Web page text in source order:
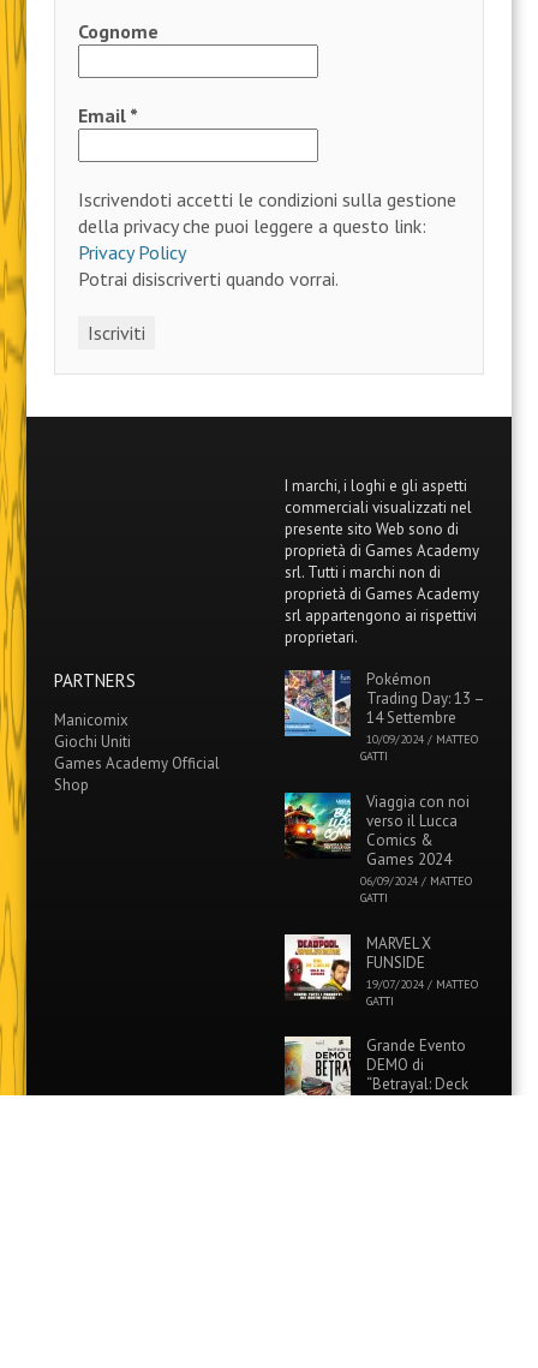
Cognome
Email *
Iscrivendoti accetti le condizioni sulla gestione
della privacy che puoi leggere a questo link:
Privacy Policy
Potrai disiscriverti quando vorrai.
I marchi, i loghi e gli aspetti
commerciali visualizzati nel
presente sito Web sono di
proprietà di Games Academy
srl. Tutti i marchi non di
proprietà di Games Academy
srl appartengono ai rispettivi
proprietari.
PARTNERS
Manicomix
Giochi Uniti
Games Academy Official
Shop
Pokémon
Trading Day: 13 –
14 Settembre
10/09/2024 / MATTEO
GATTI
Viaggia con noi
verso il Lucca
Comics &
Games 2024
06/09/2024 / MATTEO
GATTI
MARVEL X
FUNSIDE
19/07/2024 / MATTEO
GATTI
Grande Evento
DEMO di
“Betrayal: Deck